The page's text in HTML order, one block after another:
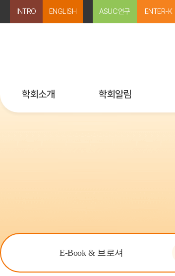
INTRO ENGLISH ASUC연구 ENTER-K
학회소개 학회알림
E-Book & 브로셔